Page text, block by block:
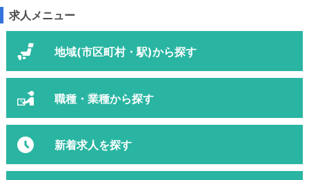
求人メニュー
地域(市区町村・駅)から探す
職種・業種から探す
新着求人を探す